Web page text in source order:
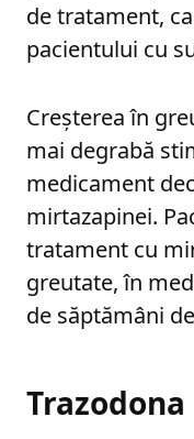
de tratament,
pacientului cu
Creșterea în
mai degrabă
medicament
mirtazapinei.
tratament cu
greutate, în
de săptămâni
Trazodona